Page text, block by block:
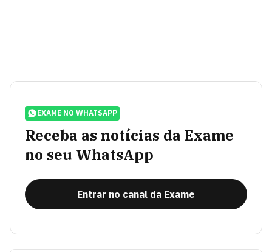
EXAME NO WHATSAPP
Receba as notícias da Exame
no seu WhatsApp
Entrar no canal da Exame